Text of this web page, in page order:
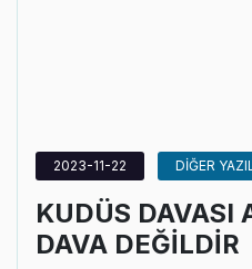
2023-11-22 DİĞER
KUDÜS DAVASI
DAVA DEĞİLDİR